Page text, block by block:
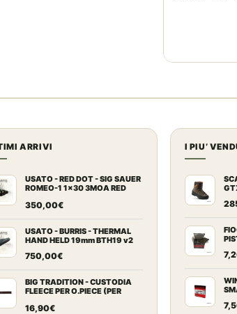
ARRIVI
USATO - RED DOT - SIG SAUER
ROMEO-1 1x30 3MOA RED
350,00€
USATO - BURRIS - THERMAL
HAND HELD 19mm BTH19 v2
750,00€
BIG TRADITION - CUSTODIA
FLEECE PER O.PIECE (PER
16,90€
I PIU’